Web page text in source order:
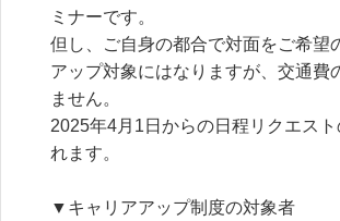
ミナーです。
但し、ご自身の都合で対面をご希望
アップ対象にはなりますが、交通費
ません。
2025年4月1日からの日程リクエス
れます。
▼キャリアアップ制度の対象者